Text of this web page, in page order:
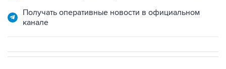
Получать оперативные новости в официальном
канале